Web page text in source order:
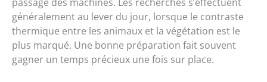
généralement au lever du jour, lorsque le contraste
thermique entre les animaux et la végétation est le
plus marqué. Une bonne préparation fait souvent
gagner un temps précieux une fois sur place.